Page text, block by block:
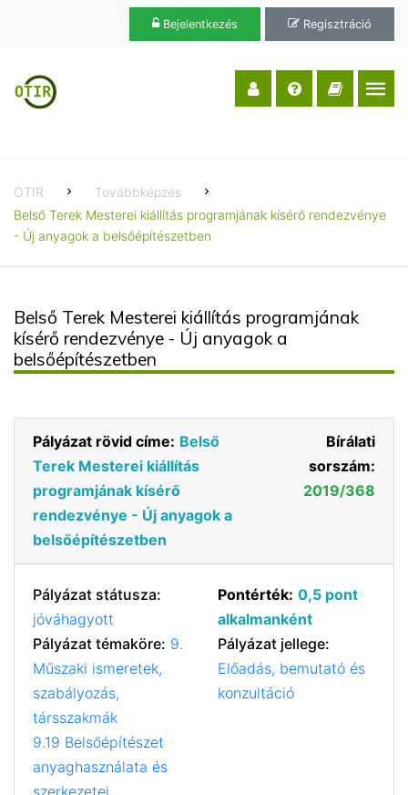
Bejelentkezés Regisztráció
OTIR
Továbbképzés
Belső Terek Mesterei kiállítás programjának kísérő rendezvénye
- Új anyagok a belsőépítészetben
Belső Terek Mesterei kiállítás programjának
kísérő rendezvénye - Új anyagok a
belsőépítészetben
Pályázat rövid címe: Belső
Terek Mesterei kiállítás
programjának kísérő
rendezvénye - Új anyagok a
belsőépítészetben
Bírálati
sorszám:
2019/368
Pályázat státusza:
jóváhagyott
Pontérték: 0,5 pont
alkalmanként
Pályázat témaköre: 9.
Műszaki ismeretek,
szabályozás,
társszakmák
9.19 Belsőépítészet
anyaghasználata és
szerkezetei
Pályázat jellege:
Előadás, bemutató és
konzultáció